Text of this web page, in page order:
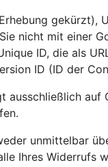
gekürzt),
nicht mit einer
ID, die als
ID (ID der
ausschließlich auf
unmittelbar
Ihres Widerrufs